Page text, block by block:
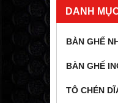
DANH
BÀN GHẾ
BÀN GHẾ
TÔ CHÉN